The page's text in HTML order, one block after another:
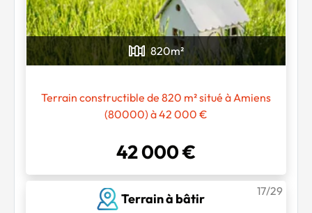
820m²
Terrain constructible de 820 m² situé à Amiens
(80000) à 42 000 €
42 000 €
Terrain à bâtir
17/29